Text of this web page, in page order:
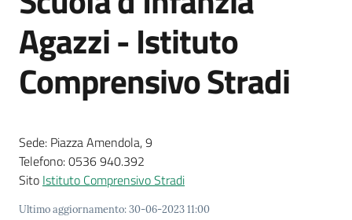
Novità
Servizi
Menu selezionato
Vivere
Segnalazioni
Agazzi - Istituto
Comprensivo Stradi
Sede: Piazza Amendola, 9
Telefono: 0536 940.392
Sito Istituto Comprensivo Stradi
Ultimo aggiornamento:30-06-2023 11:00